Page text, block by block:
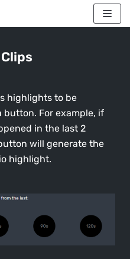
highlights to be
For example, if
in the last 2
will generate the
highlight.